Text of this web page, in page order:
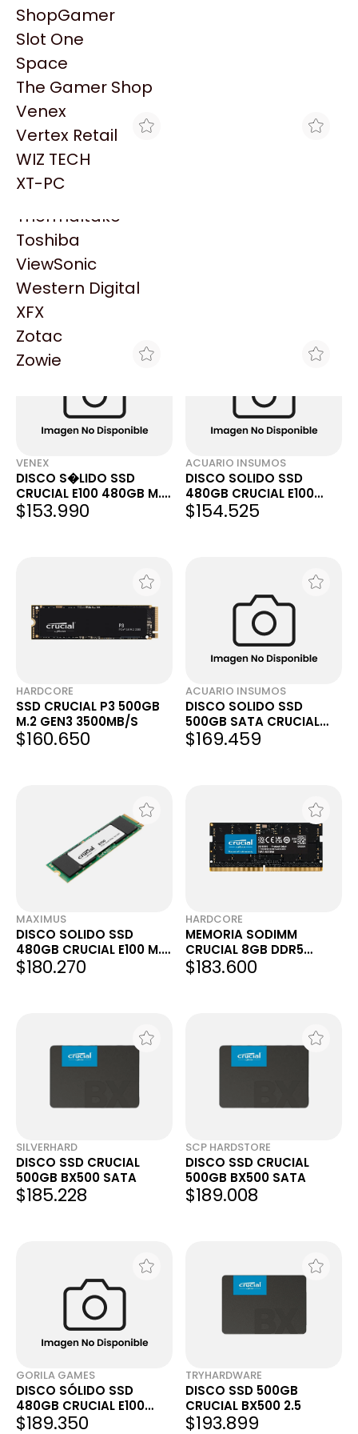
Razer
Redragon
Samsung
Sandisk
Sapphire
Seagate
Sentey
Solarmax
Thermaltake
Toshiba
ViewSonic
Western Digital
XFX
Zotac
Zowie
ShopGamer
Slot One
Space
The Gamer Shop
Venex
Vertex Retail
WIZ TECH
XT-PC
HARDCORE
SSD CRUCIAL E100 480GB
M.2 GEN4 4700MB/S
$149.940
VENEX
DISCO S�LIDO SSD
CRUCIAL E100 480GB M.2
NVME PCIE 4.0 5000MB/S
$153.990
ACUARIO INSUMOS
DISCO SOLIDO SSD
480GB CRUCIAL E100
NVME GEN4 5000MBS
$154.525
HARDCORE
SSD CRUCIAL P3 500GB
M.2 GEN3 3500MB/S
$160.650
ACUARIO INSUMOS
DISCO SOLIDO SSD
500GB SATA CRUCIAL
BX500 SATA III 500 GB
+Q 480GB
$169.459
MAXIMUS
DISCO SOLIDO SSD
480GB CRUCIAL E100 M.2
PCIE GEN4 NVME
$180.270
HARDCORE
MEMORIA SODIMM
CRUCIAL 8GB DDR5
4800MHZ
$183.600
SILVERHARD
DISCO SSD CRUCIAL
500GB BX500 SATA
$185.228
SCP HARDSTORE
DISCO SSD CRUCIAL
500GB BX500 SATA
$189.008
GORILA GAMES
DISCO SÓLIDO SSD
480GB CRUCIAL E100
GEN4 M2 NVME
$189.350
TRYHARDWARE
DISCO SSD 500GB
CRUCIAL BX500 2.5
$193.899